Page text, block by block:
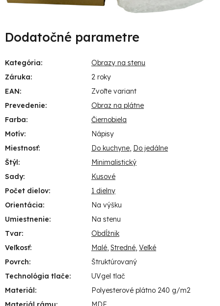
Dodatočné parametre
Kategória:
Obrazy na stenu
Záruka:
2 roky
EAN:
Zvoľte variant
Prevedenie:
Obraz na plátne
Farba:
Čiernobiela
Motív:
Nápisy
Miestnosť: Do kuchyne, Do jedálne
Štýl:
Minimalistický
Sady:
Kusové
Počet dielov:
1 dielny
Orientácia:
Na výšku
Umiestnenie:
Na stenu
Tvar:
Obdĺžnik
Veľkosť: Malé, Stredné, Veľké
Povrch:
Štruktúrovaný
Technológia tlače:
UVgel tlač
Materiál:
Polyesterové plátno 240 g/m2